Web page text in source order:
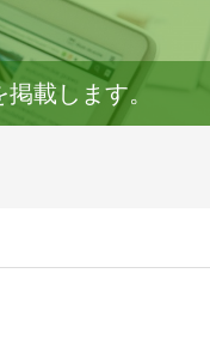
載します。